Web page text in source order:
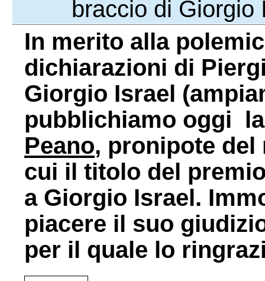
braccio di Giorgio
In merito alla
dichiarazioni di
Giorgio Israel
pubblichiamo oggi
Peano, pronipote del
cui il titolo del
a Giorgio Israel.
piacere il suo
per il quale lo